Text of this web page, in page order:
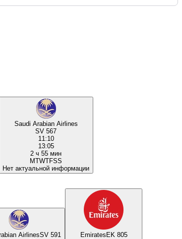
Saudi Arabian Airlines
SV 567
11:10
13:05
2 ч 55 мин
MTWTFSS
Нет актуальной информации
AirlinesSV 591
EmiratesEK 805